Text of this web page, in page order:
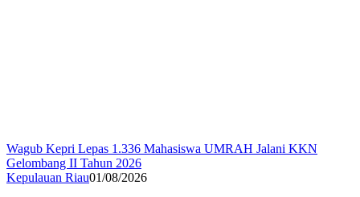
Wagub Kepri Lepas 1.336 Mahasiswa UMRAH Jalani KKN
Gelombang II Tahun 2026
Kepulauan Riau01/08/2026